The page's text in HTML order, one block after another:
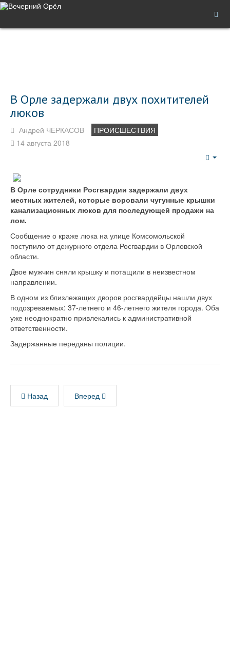
В Орле задержали двух похитителей
люков
Андрей ЧЕРКАСОВ
ПРОИСШЕСТВИЯ
14 августа 2018
В Орле сотрудники Росгвардии задержали двух
местных жителей, которые воровали чугунные крышки
канализационных люков для последующей продажи на
лом.
Сообщение о краже люка на улице Комсомольской
поступило от дежурного отдела Росгвардии в Орловской
области.
Двое мужчин сняли крышку и потащили в неизвестном
направлении.
В одном из близлежащих дворов росгвардейцы нашли двух
подозреваемых: 37-летнего и 46-летнего жителя города. Оба
уже неоднократно привлекались к административной
ответственности.
Задержанные переданы полиции.
Назад Вперед